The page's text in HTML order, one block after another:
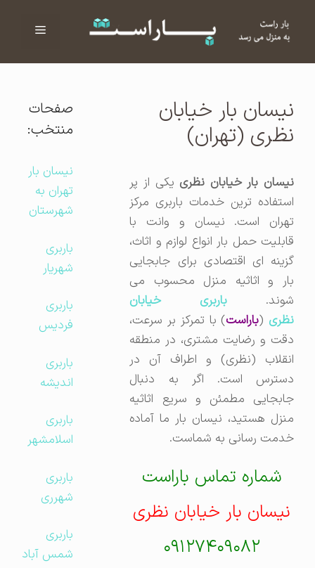
فهرست
نیسان بار خیابان
نظری (تهران)
نیسان بار خیابان نظرییکی از پر
استفاده ترین خدمات باربری مرکز
تهران است. نیسان و وانت با
قابلیت حمل بار انواع لوازم و اثاث،
گزینه ای اقتصادی برای جابجایی
بار و اثاثیه منزل محسوب می
شوند.
باربری خیابان
نظری(باراست) با تمرکز بر سرعت،
دقت و رضایت مشتری، در منطقه
انقلاب (نظری) و اطراف آن در
دسترس است. اگر به دنبال
جابجایی مطمئن و سریع اثاثیه
منزل هستید، نیسان بار ما آماده
خدمت رسانی به شماست.
شماره تماس باراست
نیسان بار خیابان نظری
۰۹۱۲۷۴۰۹۰۸۲
صفحات
منتخب:
نیسان بار
تهران به
شهرستان
باربری
شهریار
باربری
فردیس
باربری
اندیشه
باربری
اسلامشهر
باربری
شهرری
باربری
شمس آباد